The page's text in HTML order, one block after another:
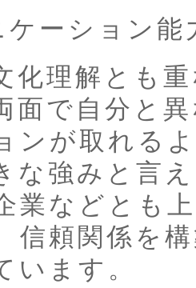
ーション能
化理解とも
面で自分と
ンが取れる
な強みと言
業などとも
信頼関係を
います。